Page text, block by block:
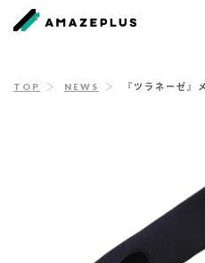
TOP NEWS 『ツラネーゼ』